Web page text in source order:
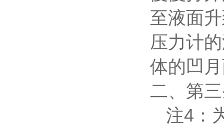
至液面
压力计
体的凹
二、第
注4：